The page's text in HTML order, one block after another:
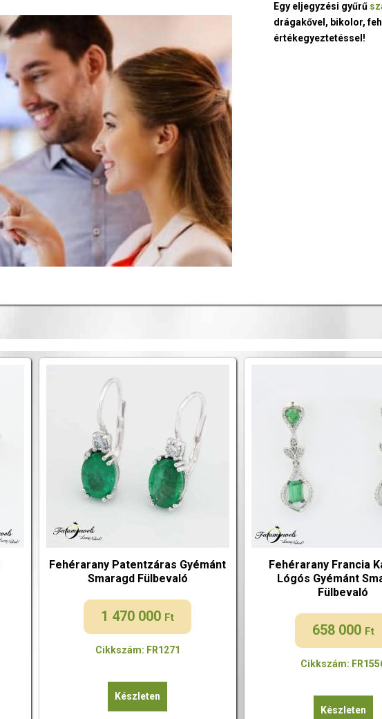
Egy eljegyzési gyűrű
drágakővel, bikolor,
értékegyeztetéssel!
Fehérarany Patentzáras Gyémánt
Smaragd Fülbevaló
1 470 000 Ft
Cikkszám: FR1271
Készleten
Fehérarany Francia
Lógós Gyémánt
Fülbevaló
658 000 Ft
Cikkszám:
Készleten